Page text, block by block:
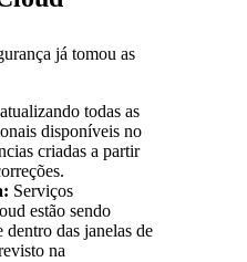
já tomou as
todas as
disponíveis no
criadas a partir
Serviços
estão sendo
dentro das janelas de
na